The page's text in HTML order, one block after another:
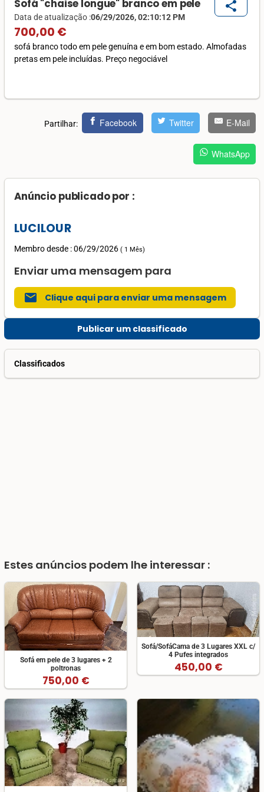
Sofá "chaise longue" branco em pele
Data de atualização :06/29/2026, 02:10:12 PM
700,00 €
share
sofá branco todo em pele genuína e em bom estado. Almofadas
pretas em pele incluídas. Preço negociável
Partilhar: Facebook Twitter E-Mail
WhatsApp
Anúncio publicado por :
LUCILOUR
Membro desde : 06/29/2026 ( 1 Mês)
Enviar uma mensagem para
mail Clique aqui para enviar uma mensagem
Publicar um classificado
Classificados
Estes anúncios podem lhe interessar :
Sofá em pele de 3 lugares + 2
poltronas
750,00 €
Sofá/SofáCama de 3 Lugares XXL c/
4 Pufes integrados
450,00 €